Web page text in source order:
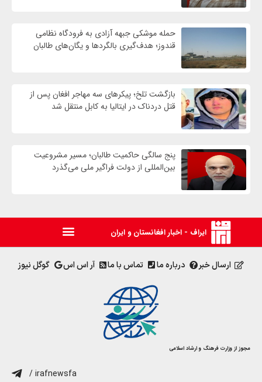
حمله موشکی جبهه آزادی به فرودگاه نظامی
قندوز؛ هدف‌گیری بالگردها و یگان‌های طالبان
بازگشت تلخ؛ پیکرهای سه مهاجر افغان پس از
قتل دردناک در ایتالیا به کابل منتقل شد
پنج سالگی حاکمیت طالبان؛ مسیر مشروعیت
بین‌المللی از دولت فراگیر ملی می‌گذرد
ایراف - اخبار افغانستان و ایران
ارسال خبر درباره ما تماس با ما آر اس اس گوگل نیوز
مجوز از وزارت فرهنگ و ارشاد اسلامی
/ irafnewsfa